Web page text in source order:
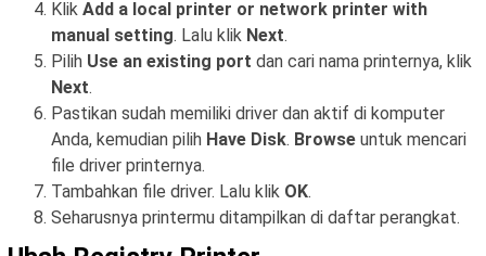
Klik Add a local printer or network printer with
manual setting. Lalu klik Next.
Pilih Use an existing port dan cari nama printernya, klik
Next.
Pastikan sudah memiliki driver dan aktif di komputer
Anda, kemudian pilih Have Disk. Browse untuk mencari
file driver printernya.
Tambahkan file driver. Lalu klik OK.
Seharusnya printermu ditampilkan di daftar perangkat.